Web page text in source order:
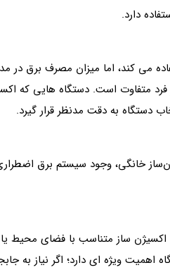
دارد.
می کند، اما میزان مصرف
فرد متفاوت است. دستگاه‌ هایی که
دستگاه به دقت مدنظر قرار گیرد.
اکسیژن ساز متناسب با فضای محیط
ویژه ای دارد؛ اگر نیاز به